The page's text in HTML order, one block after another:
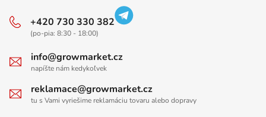
+420 730 330 382
(po-pia: 8:30 - 18:00)
info@growmarket.cz
napíšte nám kedykoľvek
reklamace@growmarket.cz
tu s Vami vyriešime reklamáciu tovaru alebo dopravy